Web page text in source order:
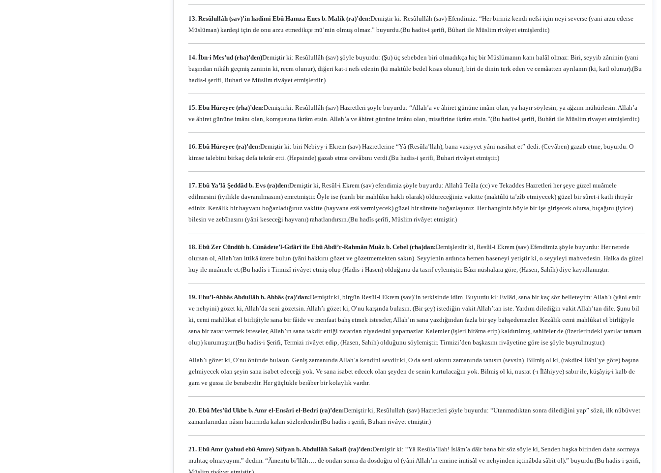
13. Resûlullâh (sav)’in hadimi Ebû Hamza Enes b. Malik (ra)’den:Demiştir ki: Resûlullâh (sav) Efendimiz: “Her biriniz kendi nefsi için neyi severse (yani arzu ederse
Müslüman) kardeşi için de onu arzu etmedikçe mü’min olmuş olmaz.” buyurdu.(Bu hadis-i şerifi, Bûhari ile Müslim rivâyet etmişlerdir.)
14. İbn-i Mes’ud (rha)’den)Demiştir ki: Resûlullâh (sav) şöyle buyurdu: (Şu) üç sebebden biri olmadıkça hiç bir Müslümanın kanı halâl olmaz: Biri, seyyib zâninin (yani
başından nikâh geçmiş zaninin ki, recm olunur), diğeri kat-i nefs edenin (ki maktûle bedel kısas olunur), biri de dinin terk eden ve cemâatten ayrılanın (ki, katl olunur).(Bu
hadis-i şerifi, Buhari ve Müslim rivâyet etmişlerdir.)
15. Ebu Hüreyre (rha)’den:Demiştirki: Resûlullâh (sav) Hazretleri şöyle buyurdu: “Allah’a ve âhiret gününe imânı olan, ya hayır söylesin, ya ağzını mühürlesin. Allah’a
ve âhiret gününe imânı olan, komşusuna ikrâm etsin. Allah’a ve âhiret gününe imânı olan, misafirine ikrâm etsin.”(Bu hadis-i şerifi, Buhâri ile Müslim rivayet etmişlerdir.)
16. Ebû Hüreyre (ra)’den:Demiştir ki: biri Nebiyy-i Ekrem (sav) Hazretlerine “Yâ (Resûla’llah), bana vasiyyet yâni nasihat et” dedi. (Cevâben) gazab etme, buyurdu. O
kimse talebini birkaç defa tekrâr etti. (Hepsinde) gazab etme cevâbını verdi.(Bu hadis-i şerifi, Buhari rivâyet etmiştir.)
17. Ebû Ya’lâ Şeddâd b. Evs (ra)den:Demiştir ki, Resûl-i Ekrem (sav) efendimiz şöyle buyurdu: Allahû Teâla (cc) ve Tekaddes Hazretleri her şeye güzel muâmele
edilmesini (iyilikle davranılmasını) emretmiştir. Öyle ise (canlı bir mahlûku haklı olarak) öldüreceğiniz vakitte (maktûlü ta’zîb etmiyecek) güzel bir sûret-i katli ihtiyâr
ediniz. Kezâlik bir hayvanı boğazladığınız vakitte (hayvana ezâ vermiyecek) güzel bir sûrette boğazlayınız. Her hanginiz böyle bir işe girişecek olursa, bıçağını (iyice)
bilesin ve zebîhasını (yâni keseceği hayvanı) rahatlandırsın.(Bu hadîs şerîfi, Müslim rivâyet etmiştir.)
18. Ebû Zer Cündüb b. Cünâdete’l-Gıfârî ile Ebû Abdi’r-Rahmân Muâz b. Cebel (rha)dan:Demişlerdir ki, Resûl-i Ekrem (sav) Efendimiz şöyle buyurdu: Her nerede
olursan ol, Allah’tan ittikâ üzere bulun (yâni hakkını gözet ve gözetmemekten sakın). Seyyienin ardınca hemen haseneyi yetiştir ki, o seyyieyi mahvedesin. Halka da güzel
huy ile muâmele et.(Bu hadîs-i Tirmizî rivâyet etmiş olup (Hadis-i Hasen) olduğunu da tasrif eylemiştir. Bâzı nüshalara göre, (Hasen, Sahîh) diye kayıdlamıştır.
19. Ebu’l-Abbâs Abdullâh b. Abbâs (ra)’dan:Demiştir ki, birgün Resûl-i Ekrem (sav)’in terkisinde idim. Buyurdu ki: Evlâd, sana bir kaç söz belleteyim: Allah’ı (yâni emir
ve nehyini) gözet ki, Allah’da seni gözetsin. Allah’ı gözet ki, O’nu karşında bulasın. (Bir şey) istediğin vakit Allah’tan iste. Yardım dilediğin vakit Allah’tan dile. Şunu bil
ki, cemi mahlûkat el birliğiyle sana bir fâide ve menfaat bahş etmek isteseler, Allah’ın sana yazdığından fazla bir şey bahşedemezler. Kezâlik cemi mahlûkat el birliğiyle
sana bir zarar vermek isteseler, Allah’ın sana takdir ettiği zarardan ziyadesini yapamazlar. Kalemler (işleri hitâma erip) kaldırılmış, sahifeler de (üzerlerindeki yazılar tamam
olup) kurumuştur.(Bu hadis-i Şerifi, Termizi rivâyet edip, (Hasen, Sahih) olduğunu söylemiştir. Tirmizi’den başkasını rivâyetine göre ise şöyle buyrulmuştur.)
Allah’ı gözet ki, O’nu önünde bulasın. Geniş zamanında Allah’a kendini sevdir ki, O da seni sıkıntı zamanında tanısın (sevsin). Bilmiş ol ki, (takdir-i İlâhi’ye göre) başına
gelmiyecek olan şeyin sana isabet edeceği yok. Ve sana isabet edecek olan şeyden de senin kurtulacağın yok. Bilmiş ol ki, nusrat (-ı İlâhiyye) sabır ile, küşâyiş-i kalb de
gam ve gussa ile beraberdir. Her güçlükle berâber bir kolaylık vardır.
20. Ebû Mes’ûd Ukbe b. Amr el-Ensâri el-Bedri (ra)’den:Demiştir ki, Resûlullah (sav) Hazretleri şöyle buyurdu: “Utanmadıktan sonra dilediğini yap” sözü, ilk nübüvvet
zamanlarından nâsın hatırında kalan sözlerdendir.(Bu hadis-i şerifi, Buhari rivâyet etmiştir.)
21. Ebû Amr (yahud ebû Amre) Süfyan b. Abdullâh Sakafi (ra)’den:Demiştir ki: “Yâ Resûla’llah! İslâm’a dâir bana bir söz söyle ki, Senden başka birinden daha sormaya
muhtaç olmayayım.” dedim. “Âmentü bi’llâh…. de ondan sonra da dosdoğru ol (yâni Allah’ın emrine imtisâl ve nehyinden içtinâbda sâbit ol).” buyurdu.(Bu hadis-i şerifi,